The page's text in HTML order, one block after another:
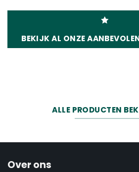
BEKIJK AL ONZE
ALLE PRODUCTEN
Over ons